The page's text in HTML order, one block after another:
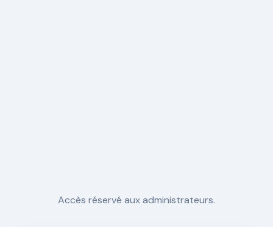
Accès réservé aux administrateurs.